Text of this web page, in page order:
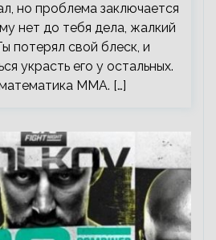
но проблема заключается
нет до тебя дела, жалкий
потерял свой блеск, и
украсть его у остальных.
ММА. […]